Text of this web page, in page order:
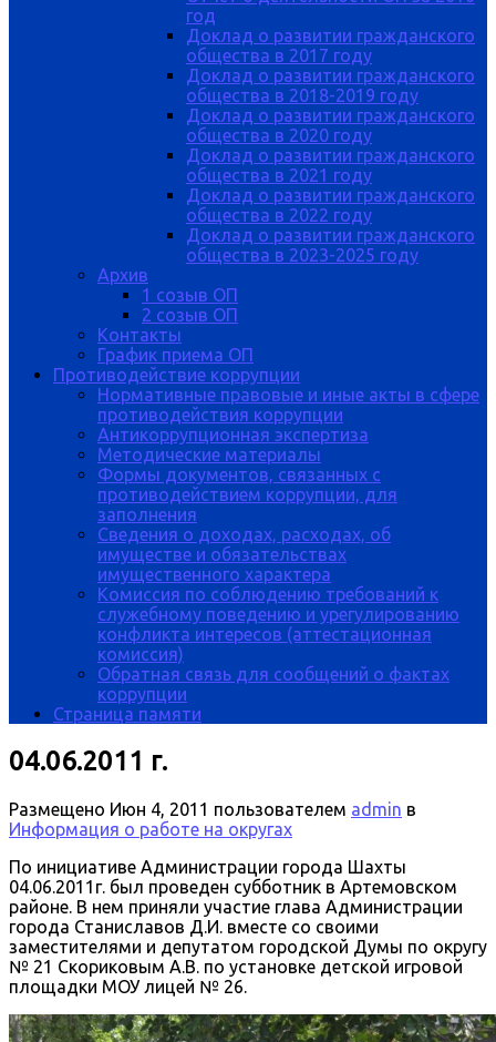
год
Доклад о развитии гражданского
общества в 2017 году
Доклад о развитии гражданского
общества в 2018-2019 году
Доклад о развитии гражданского
общества в 2020 году
Доклад о развитии гражданского
общества в 2021 году
Доклад о развитии гражданского
общества в 2022 году
Доклад о развитии гражданского
общества в 2023-2025 году
Архив
1 созыв ОП
2 созыв ОП
Контакты
График приема ОП
Противодействие коррупции
Нормативные правовые и иные акты в сфере
противодействия коррупции
Антикоррупционная экспертиза
Методические материалы
Формы документов, связанных с
противодействием коррупции, для
заполнения
Сведения о доходах, расходах, об
имуществе и обязательствах
имущественного характера
Комиссия по соблюдению требований к
служебному поведению и урегулированию
конфликта интересов (аттестационная
комиссия)
Обратная связь для сообщений о фактах
коррупции
Страница памяти
04.06.2011 г.
Размещено Июн 4, 2011 пользователем admin в
Информация о работе на округах
По инициативе Администрации города Шахты
04.06.2011г. был проведен субботник в Артемовском
районе. В нем приняли участие глава Администрации
города Станиславов Д.И. вместе со своими
заместителями и депутатом городской Думы по округу
№ 21 Скориковым А.В. по установке детской игровой
площадки МОУ лицей № 26.